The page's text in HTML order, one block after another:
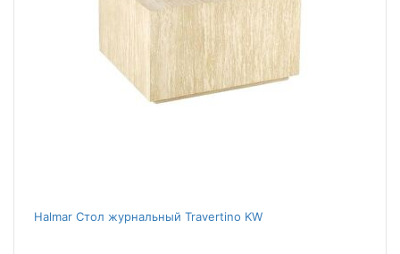
Halmar Стол журнальный Travertino KW